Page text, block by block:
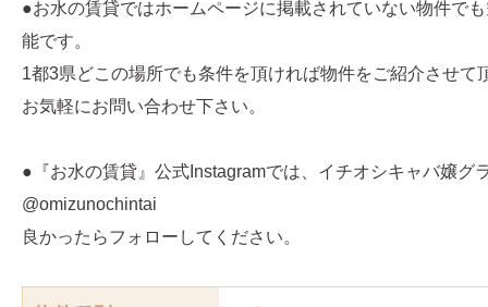
●お水の賃貸ではホームページに掲載されていない物件で
能です。
1都3県どこの場所でも条件を頂ければ物件をご紹介させて
お気軽にお問い合わせ下さい。
●『お水の賃貸』公式Instagramでは、イチオシキャバ嬢グ
@omizunochintai
良かったらフォローしてください。